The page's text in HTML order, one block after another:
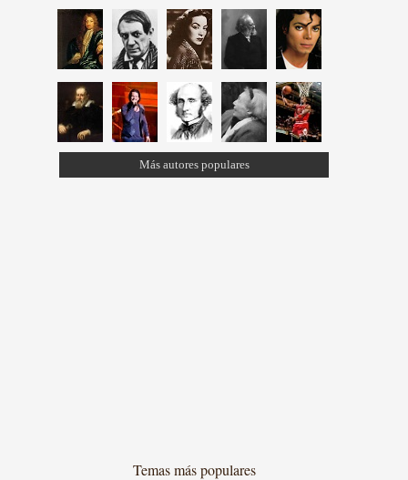
Más autores populares
Temas más populares